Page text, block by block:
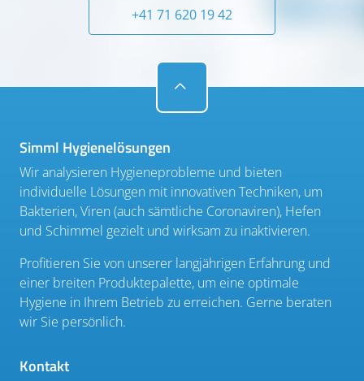
+41 71 620 19 42
Simml Hygienelösungen
Wir analysieren Hygieneprobleme und bieten
individuelle Lösungen mit innovativen Techniken, um
Bakterien, Viren (auch sämtliche Coronaviren), Hefen
und Schimmel gezielt und wirksam zu inaktivieren.
Profitieren Sie von unserer langjährigen Erfahrung und
einer breiten Produktepalette, um eine optimale
Hygiene in Ihrem Betrieb zu erreichen. Gerne beraten
wir Sie persönlich.
Kontakt